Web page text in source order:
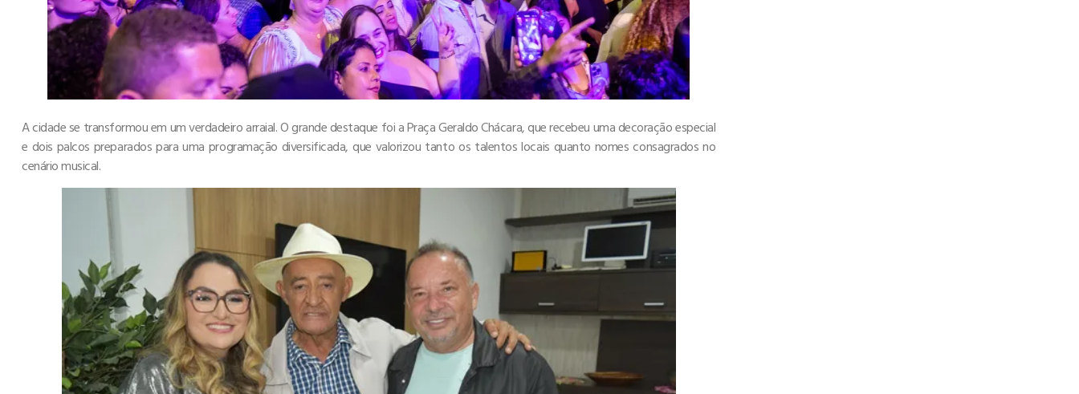
A cidade se transformou em um verdadeiro arraial. O grande destaque foi a Praça Geraldo Chácara, que recebeu uma decoração especial
e dois palcos preparados para uma programação diversificada, que valorizou tanto os talentos locais quanto nomes consagrados no
cenário musical.